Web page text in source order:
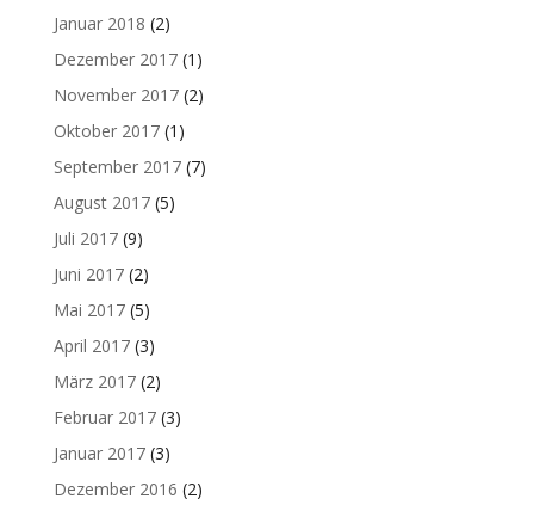
Januar 2018 (2)
Dezember 2017(1)
November 2017(2)
Oktober 2017(1)
September 2017(7)
August 2017(5)
Juli 2017(9)
Juni 2017(2)
Mai 2017(5)
April 2017(3)
März 2017(2)
Februar 2017(3)
Januar 2017(3)
Dezember 2016 (2)